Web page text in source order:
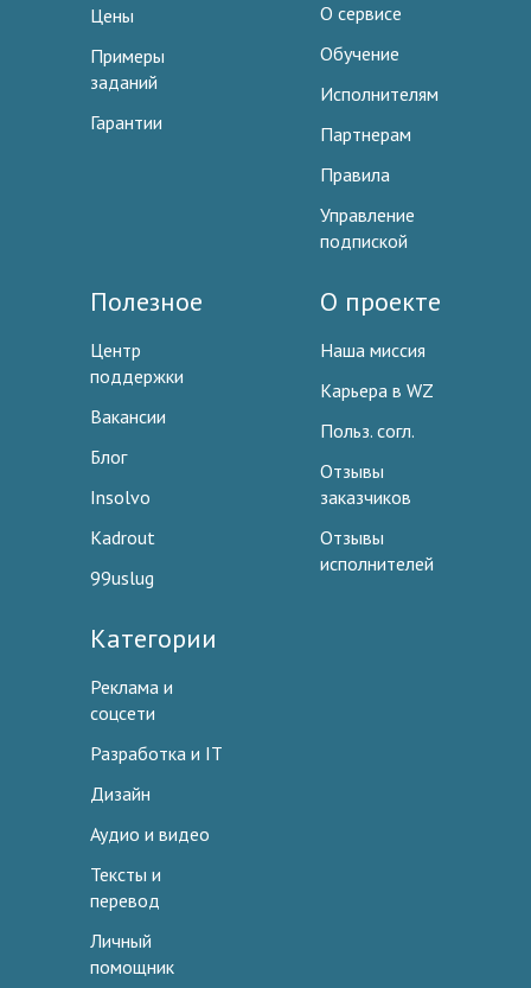
Цены
Примеры
заданий
Гарантии
О сервисе
Обучение
Исполнителям
Партнерам
Правила
Управление
подпиской
Полезное
Центр
поддержки
Вакансии
Блог
Insolvo
Kadrout
99uslug
О проекте
Наша миссия
Карьера в WZ
Польз. согл.
Отзывы
заказчиков
Отзывы
исполнителей
Категории
Реклама и
соцсети
Разработка и IT
Дизайн
Аудио и видео
Тексты и
перевод
Личный
помощник